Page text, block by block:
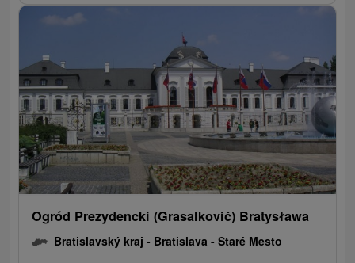
Ogród Prezydencki (Grasalkovič) Bratysława
Bratislavský kraj - Bratislava - Staré Mesto